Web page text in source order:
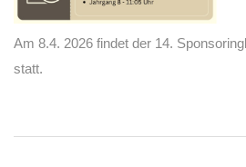
Am 8.4. 2026 findet der 14.
statt.